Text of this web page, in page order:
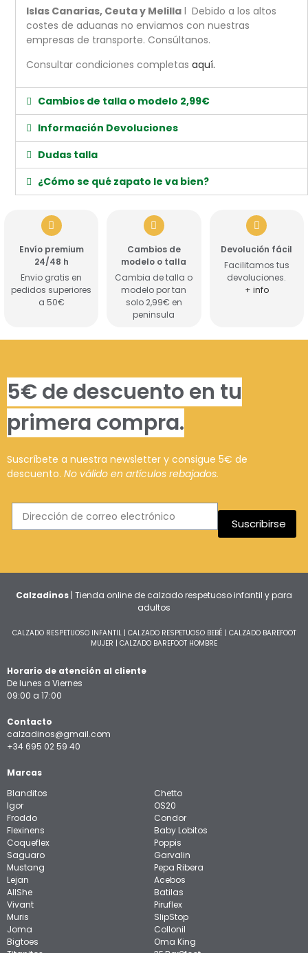
Islas Canarias, Ceuta y Melilla l Debido a los altos
costes de aduanas no enviamos con nuestras
empresas de transporte. Consúltanos.
Consultar condiciones completasaquí.
Cambios de talla o modelo 2,99€
Información Devoluciones
Dudas talla
¿Cómo se qué zapato le va bien?
Envío premium
24/48 h
Envio gratis en
pedidos superiores
a 50€
Cambios de
modelo o talla
Cambia de talla o
modelo por tan
solo 2,99€ en
peninsula
Devolución fácil
Facilitamos tus
devoluciones.
+ info
5€ de descuento en tu
primera compra.
Suscríbete a nuestra newsletter y consigue 5€ de
descuento. No válido en artículos rebajados.
Suscribirse
Calzadinos | Tienda online de calzado respetuoso infantil y para
adultos
CALZADO RESPETUOSO INFANTIL| CALZADO RESPETUOSO BEBÉ | CALZADO BAREFOOT
MUJER | CALZADO BAREFOOT HOMBRE
Horario de atención al cliente
De lunes a Viernes
09:00 a 17:00
Contacto
calzadinos@gmail.com
+34 695 02 59 40
Marcas
Blanditos
Igor
Froddo
Flexinens
Coqueflex
Saguaro
Mustang
Lejan
AllShe
Vivant
Muris
Joma
Bigtoes
Chetto
OS20
Condor
Baby Lobitos
Poppis
Garvalin
Pepa Ribera
Acebos
Batilas
Piruflex
SlipStop
Collonil
Oma King